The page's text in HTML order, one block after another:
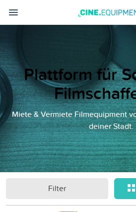
Plattform für
Miete & Vermiete Filmequipment
deiner Stadt.
Filter